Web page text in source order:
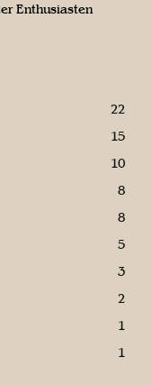
Enthusiasten
22
15
10
8
8
5
3
2
1
1